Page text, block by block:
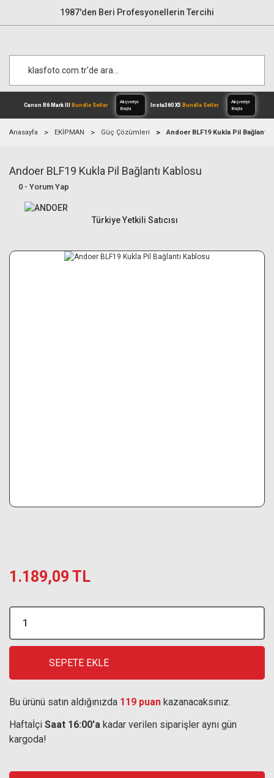
1987'den Beri Profesyonellerin Tercihi
Canon R6 Mark III Bundle Setler
Alışverişe
Anasayfa EKİPMAN Güç Çözümleri Andoer BLF19 Kukla Pil Bağlantı
Andoer BLF19 Kukla Pil Bağlantı Kablosu
0 - Yorum Yap
Türkiye Yetkili Satıcısı
1.189,09 TL
SEPETE EKLE
Bu ürünü satın aldığınızda 119 puan kazanacaksınız.
Haftaİçi Saat 16:00'a kadar verilen siparişler aynı gün
kargoda!